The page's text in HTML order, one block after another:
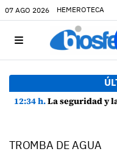
07 AGO 2026 HEMEROTECA
12:34 h.La seguridad y la protección del
TROMBA DE AGUA